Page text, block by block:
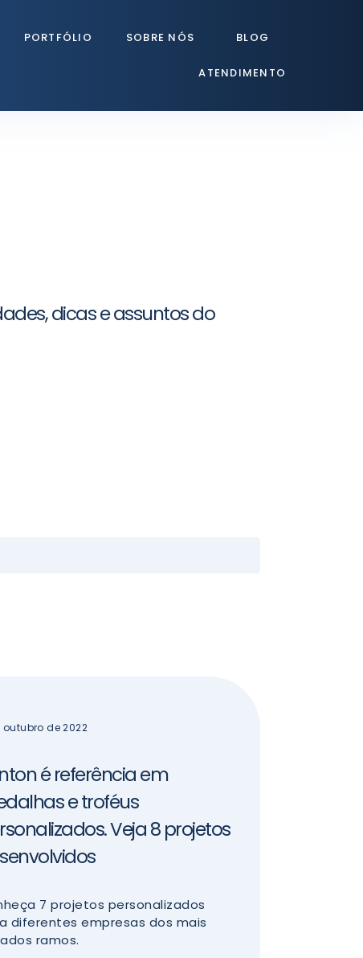
PORTFÓLIO SOBRE NÓS BLOG
ATENDIMENTO
dicas e assuntos do
é referência em
e troféus
Veja 8 projetos
outubro de 2022
7 projetos personalizados
diferentes empresas dos mais
ramos.